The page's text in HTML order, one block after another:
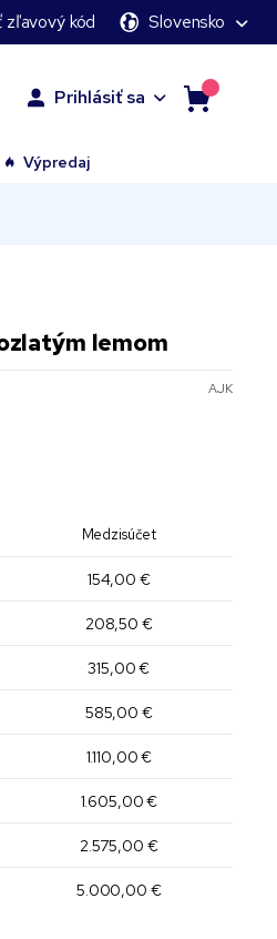
zľavový kód Slovensko
Prihlásiť sa
Výpredaj
lemom
AJK
Medzisúčet
154,00 €
208,50 €
315,00 €
585,00 €
1.110,00 €
1.605,00 €
2.575,00 €
5.000,00 €